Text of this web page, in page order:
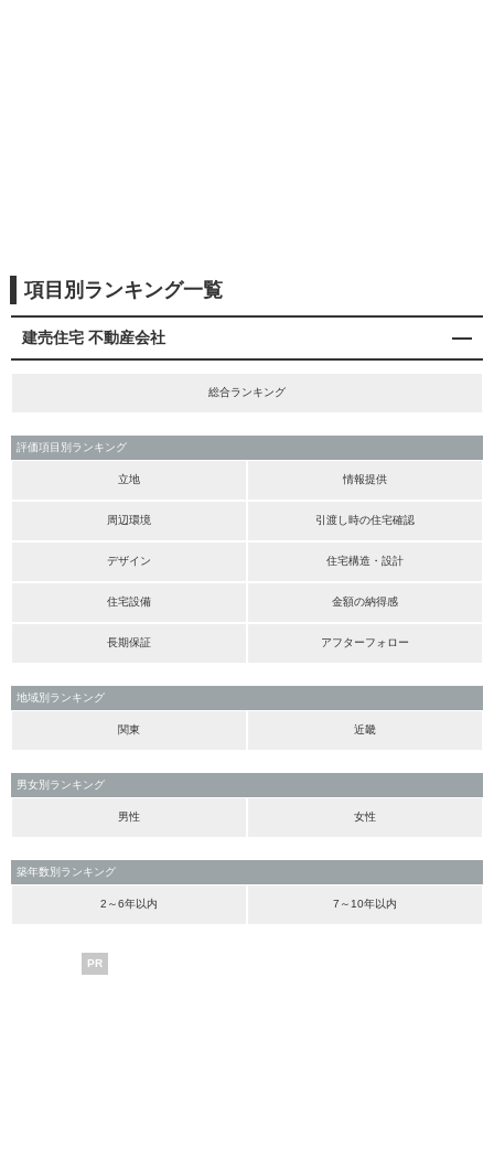
項目別ランキング一覧
建売住宅 不動産会社
総合ランキング
評価項目別ランキング
立地 情報提供
周辺環境 引渡し時の住宅確認
デザイン 住宅構造・設計
住宅設備 金額の納得感
長期保証 アフターフォロー
地域別ランキング
関東 近畿
男女別ランキング
男性 女性
築年数別ランキング
2～6年以内 7～10年以内
PR